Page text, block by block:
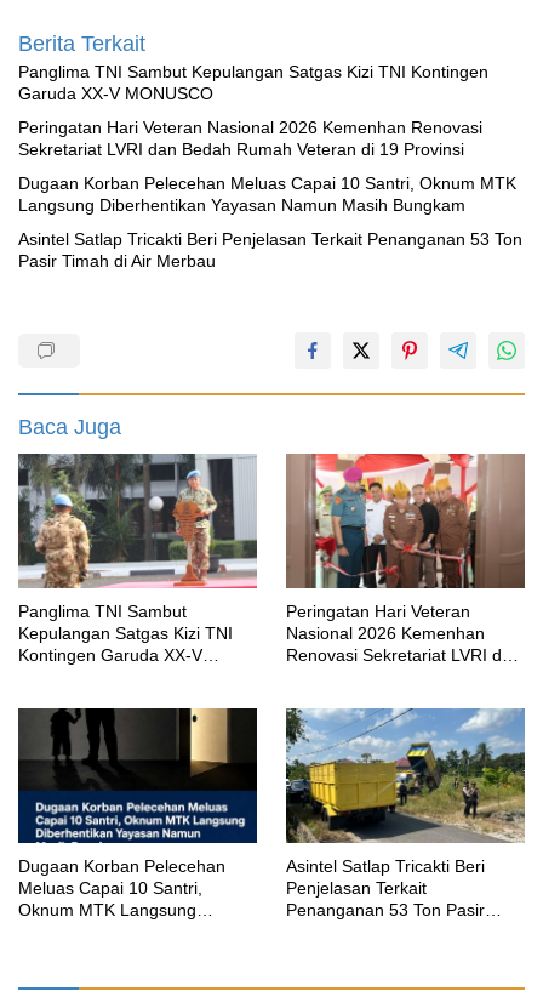
Berita Terkait
Panglima TNI Sambut Kepulangan Satgas Kizi TNI Kontingen
Garuda XX-V MONUSCO
Peringatan Hari Veteran Nasional 2026 Kemenhan Renovasi
Sekretariat LVRI dan Bedah Rumah Veteran di 19 Provinsi
‎Dugaan Korban Pelecehan Meluas Capai 10 Santri, Oknum MTK
Langsung Diberhentikan Yayasan Namun Masih Bungkam
Asintel Satlap Tricakti Beri Penjelasan Terkait Penanganan 53 Ton
Pasir Timah di Air Merbau
Baca Juga
Panglima TNI Sambut
Kepulangan Satgas Kizi TNI
Kontingen Garuda XX-V
Peringatan Hari Veteran
Nasional 2026 Kemenhan
Renovasi Sekretariat LVRI dan
‎Dugaan Korban Pelecehan
Meluas Capai 10 Santri,
Oknum MTK Langsung
Asintel Satlap Tricakti Beri
Penjelasan Terkait
Penanganan 53 Ton Pasir